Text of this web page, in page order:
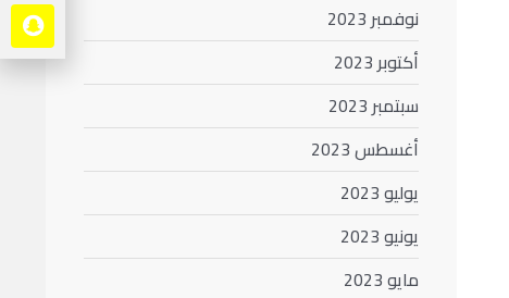
نوفمبر 2023
أكتوبر 2023
سبتمبر 2023
أغسطس 2023
يوليو 2023
يونيو 2023
مايو 2023